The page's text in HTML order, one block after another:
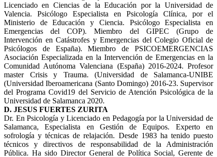
Licenciado en Ciencias de la Educación por la Universidad de
Valencia. Psicólogo Especialista en Psicología Clínica, por el
Ministerio de Educación y Ciencia. Psicólogo Especialista en
Emergencias del COP). Miembro del GIPEC (Grupo de
Intervención en Catástrofes y Emergencias del Colegio Oficial de
Psicólogos de España). Miembro de PSICOEMERGENCIAS
Asociación Especializada en la Intervención de Emergencias en la
Comunidad Autónoma Valenciana (España) 2016-2024. Profesor
master Crisis y Trauma. (Universidad de Salamanca-UNIBE
(Universidad Iberoamericana (Santo Domingo) 2016-23. Supervisor
del Programa Covid19 del Servicio de Atención Psicológica de la
Universidad de Salamanca 2020.
D. JESUS FUERTES ZURITA
Dr. En Psicología y Licenciado en Pedagogía por la Universidad de
Salamanca, Especialista en Gestión de Equipos. Experto en
sofrología y técnicas de relajación. Desde 1983 ha tenido puesto
técnicos y directivos de responsabilidad de la Administración
Pública. Ha sido Director General de Política Social, Gerente de